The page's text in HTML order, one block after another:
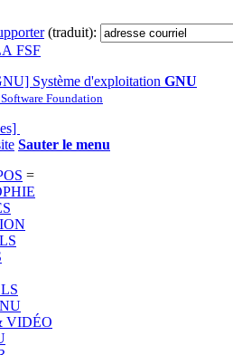
(traduit):
FSF
Système d'exploitation GNU
Software Foundation
Sauter le menu
=
VIDÉO